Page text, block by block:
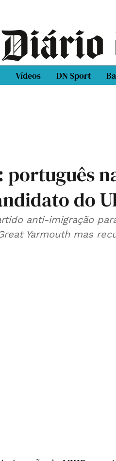
Vídeos DN Sport
do
anti-imigração
Yarmouth mas